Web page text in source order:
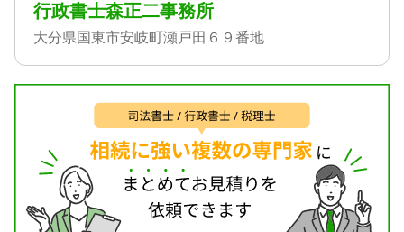
行政書士森正二事務所
大分県国東市安岐町瀬戸田６９番地